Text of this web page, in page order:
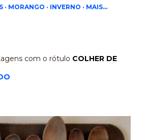
MORANGO INVERNO MAIS…
com o rótulo COLHER DE